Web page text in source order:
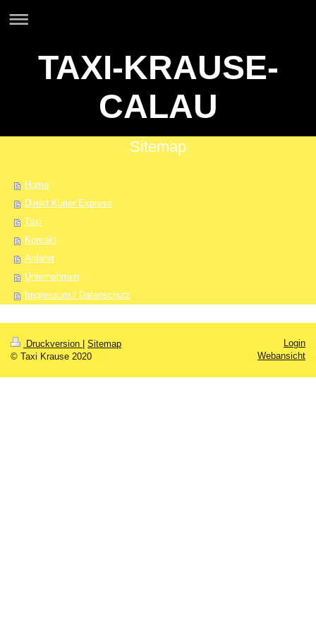
TAXI-KRAUSE-
CALAU
Sitemap
Home
Direkt Kurier Express
Taxi
Kontakt
Anfahrt
Unternehmen
Impressum / Datenschutz
Druckversion
Sitemap
© Taxi Krause 2020
Login
Webansicht